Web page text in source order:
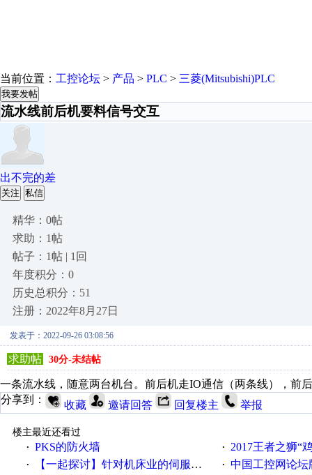
当前位置： 工控论坛 > 产品 > PLC > 三菱(Mitsubishi)PLC
我要发帖
流水线前后机要料信号交互
出不完的差
关注 私信
精华：0帖
求助：1帖
帖子：1帖 | 1回
年度积分：0
历史总积分：51
注册：2022年8月27日
发表于：2022-09-26 03:08:56
求助帖 30分-未结帖
一条流水线，随意两台机台。前后机走IO通信（两条线），前
分享到：
收藏 邀请回答 回复楼主 举报
楼主最近还看过
· PKS的防火墙 · 2017王者之狮“鸡”情签到
· 【一起探讨】针对机床业的伺服系统发展，您的期望是什么？ · 中国工控网论坛版